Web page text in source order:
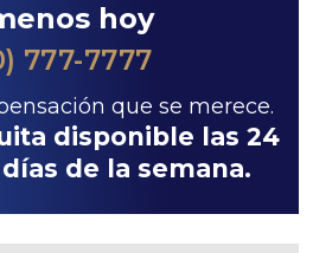
hoy
777-7777
que se merece.
disponible las 24
de la semana.